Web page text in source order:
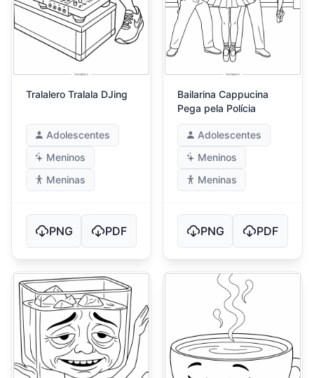
Tralalero Tralala DJing
Adolescentes
Meninos
Meninas
PNG PDF
Bailarina Cappucina
Pega pela Polícia
Adolescentes
Meninos
Meninas
PNG PDF